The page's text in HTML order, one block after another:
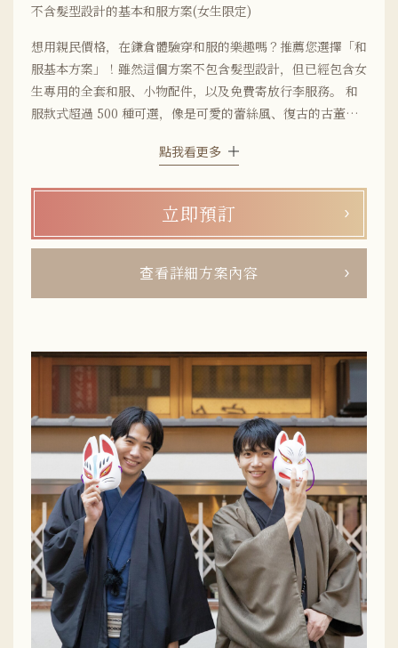
不含髮型設計的基本和服方案(女生限定)
想用親民價格，在鎌倉體驗穿和服的樂趣嗎？推薦您選擇「和
服基本方案」！雖然這個方案不包含髮型設計，但已經包含女
生專用的全套和服、小物配件，以及免費寄放行李服務。 和
服款式超過 500 種可選，像是可愛的蕾絲風、復古的古董
色，讓您隨時穿上當季流行款，走在時尚最前線！和樂的店舖
上，非常適合穿上和服逛街散步。想在鎌倉以實惠價格租借可
愛和服，選擇我們的「和服基本方案」就對了！※本方案限女
性使用。
點我看更多
立即預訂
查看詳細方案內容